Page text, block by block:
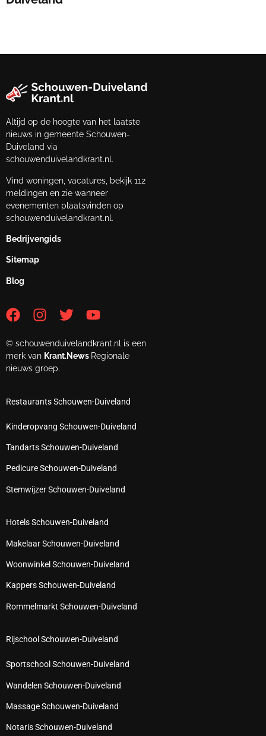
Altijd op de hoogte van het laatste
nieuws in gemeente Schouwen-
Duiveland via
schouwenduivelandkrant.nl.
Vind woningen, vacatures, bekijk 112
meldingen en zie wanneer
evenementen plaatsvinden op
schouwenduivelandkrant.nl.
Bedrijvengids
Sitemap
Blog
© schouwenduivelandkrant.nl is een
merk van Krant.News Regionale
nieuws groep.
Restaurants Schouwen-Duiveland
Kinderopvang Schouwen-Duiveland
Tandarts Schouwen-Duiveland
Pedicure Schouwen-Duiveland
Stemwijzer Schouwen-Duiveland
Hotels Schouwen-Duiveland
Makelaar Schouwen-Duiveland
Woonwinkel Schouwen-Duiveland
Kappers Schouwen-Duiveland
Rommelmarkt Schouwen-Duiveland
Rijschool Schouwen-Duiveland
Sportschool Schouwen-Duiveland
Wandelen Schouwen-Duiveland
Massage Schouwen-Duiveland
Notaris Schouwen-Duiveland